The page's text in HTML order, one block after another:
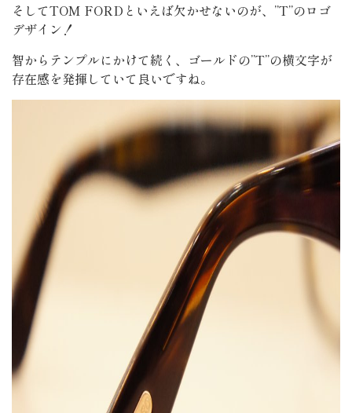
そしてTOM FORDといえば欠かせないのが、”T”のロゴ
デザイン！
智からテンプルにかけて続く、ゴールドの”T”の横文字が
存在感を発揮していて良いですね。